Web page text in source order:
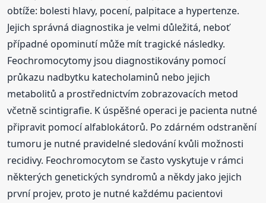
obtíže: bolesti hlavy, pocení, palpitace a hypertenze.
Jejich správná diagnostika je velmi důležitá, neboť
případné opominutí může mít tragické následky.
Feochromocytomy jsou diagnostikovány pomocí
průkazu nadbytku katecholaminů nebo jejich
metabolitů a prostřednictvím zobrazovacích metod
včetně scintigrafie. K úspěšné operaci je pacienta nutné
připravit pomocí alfablokátorů. Po zdárném odstranění
tumoru je nutné pravidelné sledování kvůli možnosti
recidivy. Feochromocytom se často vyskytuje v rámci
některých genetických syndromů a někdy jako jejich
první projev, proto je nutné každému pacientovi